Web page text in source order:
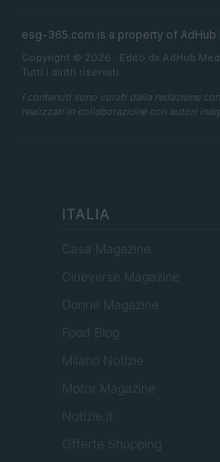
esg-365.com is a property of AdHub
Copyright © 2026 · Edito da AdHub
Tutti i diritti riservati
I contenuti sono curati dalla redazione
realizzati in collaborazione con autori
ITALIA
Casa Magazine
Cineverse Magazine
Donne Magazine
Food Blog
Milano Notizie
Motor Magazine
Notizie.it
Offerte Shopping